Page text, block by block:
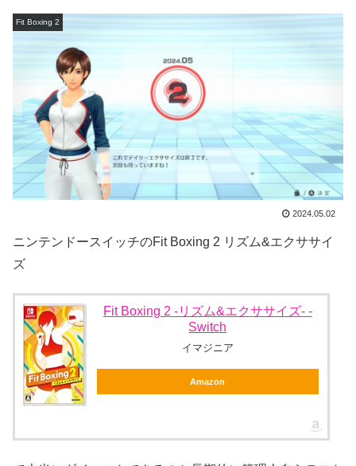
Fit Boxing 2
2024.05.02
ニンテンドースイッチのFit Boxing 2 リズム&エクササイ
ズ
Fit Boxing 2 -リズム&エクササイズ- -
Switch
イマジニア
Amazon